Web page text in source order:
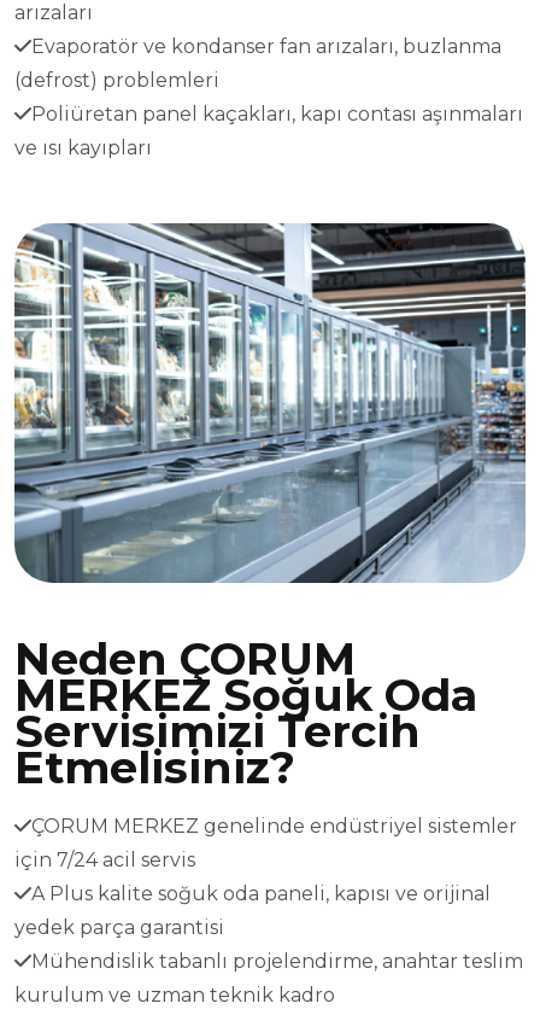
arızaları
Evaporatör ve kondanser fan arızaları, buzlanma
(defrost) problemleri
Poliüretan panel kaçakları, kapı contası aşınmaları
ve ısı kayıpları
Neden ÇORUM
MERKEZ Soğuk Oda
Servisimizi Tercih
Etmelisiniz?
ÇORUM MERKEZ genelinde endüstriyel sistemler
için 7/24 acil servis
A Plus kalite soğuk oda paneli, kapısı ve orijinal
yedek parça garantisi
Mühendislik tabanlı projelendirme, anahtar teslim
kurulum ve uzman teknik kadro